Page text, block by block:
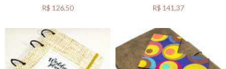
R$ 126,50
R$ 141,37